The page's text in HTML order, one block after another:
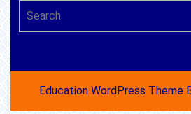
for:
Education WordPress Theme